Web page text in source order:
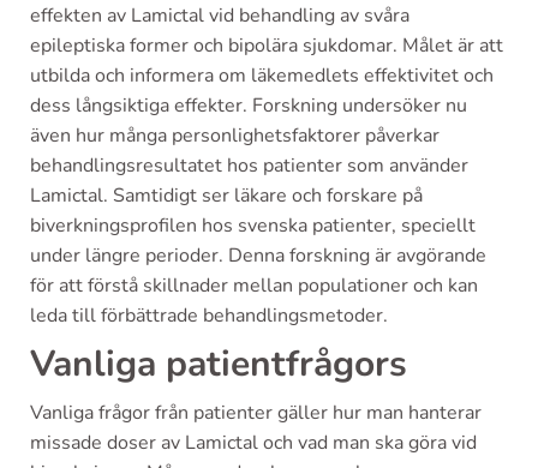
effekten av Lamictal vid behandling av svåra
epileptiska former och bipolära sjukdomar. Målet är att
utbilda och informera om läkemedlets effektivitet och
dess långsiktiga effekter. Forskning undersöker nu
även hur många personlighetsfaktorer påverkar
behandlingsresultatet hos patienter som använder
Lamictal. Samtidigt ser läkare och forskare på
biverkningsprofilen hos svenska patienter, speciellt
under längre perioder. Denna forskning är avgörande
för att förstå skillnader mellan populationer och kan
leda till förbättrade behandlingsmetoder.
Vanliga patientfrågors
Vanliga frågor från patienter gäller hur man hanterar
missade doser av Lamictal och vad man ska göra vid